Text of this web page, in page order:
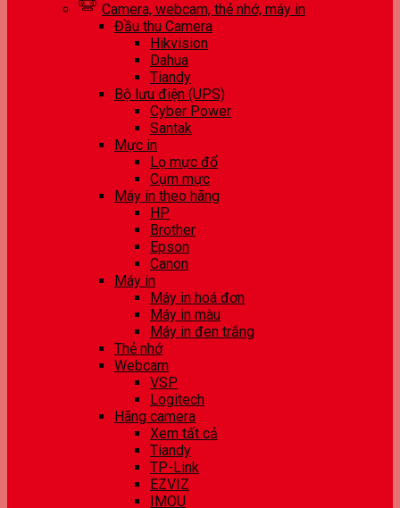
Camera, webcam, thẻ nhớ, máy in
Đầu thu Camera
Hikvision
Dahua
Tiandy
Bộ lưu điện (UPS)
Cyber Power
Santak
Mực in
Lọ mực đổ
Cụm mực
Máy in theo hãng
HP
Brother
Epson
Canon
Máy in
Máy in hoá đơn
Máy in màu
Máy in đen trắng
Thẻ nhớ
Webcam
VSP
Logitech
Hãng camera
Xem tất cả
Tiandy
TP-Link
EZVIZ
IMOU